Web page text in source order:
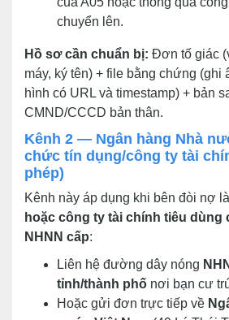
chuyển lên.
Hồ sơ cần chuẩn bị: Đơn tố giác
máy, ký tên) + file bằng chứng (ghi
hình có URL và timestamp) + bản
CMND/CCCD bản thân.
Kênh 2 — Ngân hàng Nhà
chức tín dụng/công ty tài
phép)
Kênh này áp dụng khi bên đòi nợ là
hoặc công ty tài chính tiêu dùng
NHNN cấp:
Liên hệ đường dây nóng
tỉnh/thành phố nơi bạn cư
Hoặc gửi đơn trực tiếp về